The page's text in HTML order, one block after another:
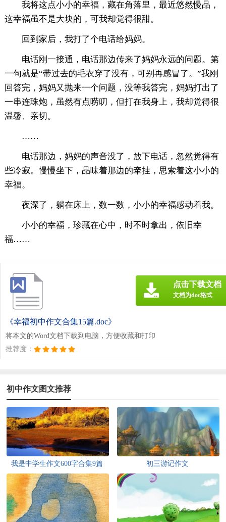
我将这点小小的幸福，藏在角落里，最近悠然慢品，
这幸福虽不是大块的，可我却觉得很甜。
回到家后，我打了个电话给妈妈。
电话刚一接通，电话那边传来了妈妈永远的问题。第
一句就是“带过去的毛衣穿了没有，可别再感冒了。”我刚
回答完，妈妈又抛来一个问题，没等我答完，妈妈打出了
一串连珠炮，虽然有点唠叨，但打在我身上，我却觉得很
温馨、亲切。
……
电话那边，妈妈的声音没了，放下电话，忽然觉得有
些冷寂。慢慢坐下，品味着那边的牵挂，思索着这小小的
幸福。
夜深了，躺在床上，数一数，小小的幸福感动着我。
小小的幸福，珍藏在心中，时不时拿出，依旧幸
福……
《幸福初中作文合集15篇.doc》
将本文的Word文档下载到电脑，方便收藏和打印
推荐度：
点击下载文档
文档为doc格式
初中作文图文推荐
我是中学生作文600字合集9篇 初三游记作文